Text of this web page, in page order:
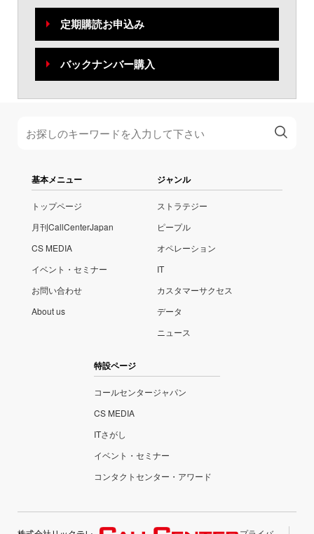
定期購読お申込み
バックナンバー購入
基本メニュー
トップページ
月刊CallCenterJapan
CS MEDIA
イベント・セミナー
お問い合わせ
About us
ジャンル
ストラテジー
ピープル
オペレーション
IT
カスタマーサクセス
データ
ニュース
特設ページ
コールセンタージャパン
CS MEDIA
ITさがし
イベント・セミナー
コンタクトセンター・アワード